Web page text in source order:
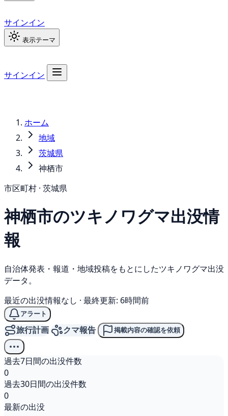
サインイン
表示テーマ
サインイン
ホーム
地域
茨城県
神栖市
市区町村 · 茨城県
神栖市のツキノワグマ出没情
報
自治体発表・報道・地域投稿をもとにしたツキノワグマ出没
データ。
最近の出没情報なし · 最終更新: 6時間前
アラート
旅行計画 クマ報告 掲載内容の確認を依頼
過去7日間の出没件数
0
過去30日間の出没件数
0
最新の出没